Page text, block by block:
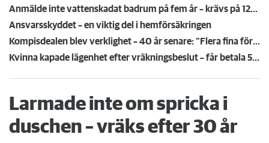
Anmälde inte vattenskadat badrum på fem år – krävs på 125 000 kronor
Ansvarsskyddet – en viktig del i hemförsäkringen
Kompisdealen blev verklighet – 40 år senare: "Flera fina fördelar med att dela bostad"
Kvinna kapade lägenhet efter vräkningsbeslut – får betala 50 000
Larmade inte om spricka i
duschen – vräks efter 30 år